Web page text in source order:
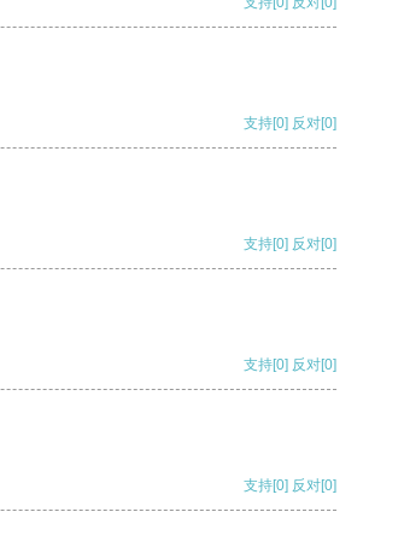
支持[0] 反对[0]
支持[0] 反对[0]
支持[0] 反对[0]
支持[0] 反对[0]